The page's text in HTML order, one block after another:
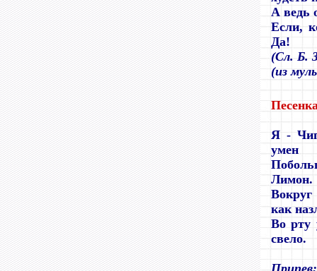
А ведь
Если,
Да!
(Сл. Б.
(из
Я -
умен
Лимон.
как
Во рту
свело.
Припев: